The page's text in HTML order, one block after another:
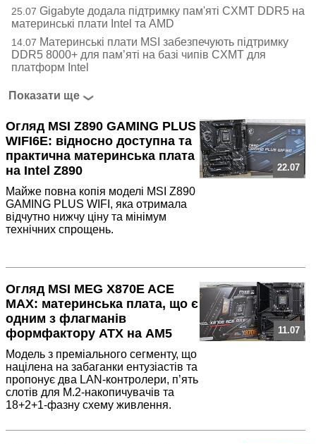
25.07 Gigabyte додала підтримку пам'яті CXMT DDR5 на
материнські плати Intel та AMD
14.07 Материнські плати MSI забезпечують підтримку
DDR5 8000+ для пам’яті на базі чипів CXMT для
платформ Intel
Показати ще
Огляд MSI Z890 GAMING PLUS
WIFI6E: відносно доступна та
практична материнська плата
на Intel Z890
Майже повна копія моделі MSI Z890
GAMING PLUS WIFI, яка отримала
відчутно нижчу ціну та мінімум
технічних спрощень.
22.07
Огляд MSI MEG X870E ACE
MAX: материнська плата, що є
одним з флагманів
формфактору ATX на AM5
Модель з преміального сегменту, що
націлена на забаганки ентузіастів та
пропонує два LAN-контролери, п’ять
слотів для M.2-накопичувачів та
18+2+1-фазну схему живлення.
11.07